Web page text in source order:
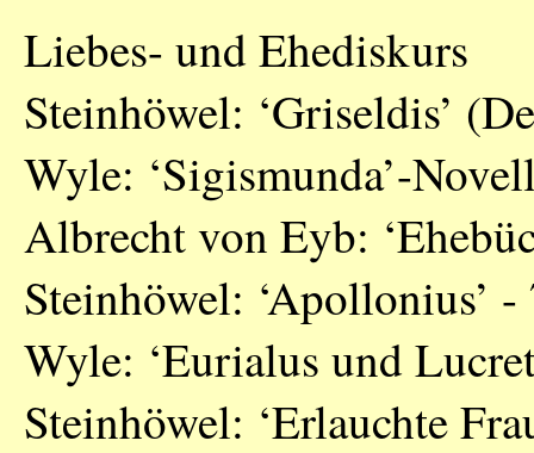
Liebes- und Ehediskurs
Steinhöwel: ‘Griseldis’
Wyle: ‘Sigismunda’-
Albrecht von Eyb:
Steinhöwel: ‘Apollonius’
Wyle: ‘Eurialus und
Steinhöwel: ‘Erlauchte